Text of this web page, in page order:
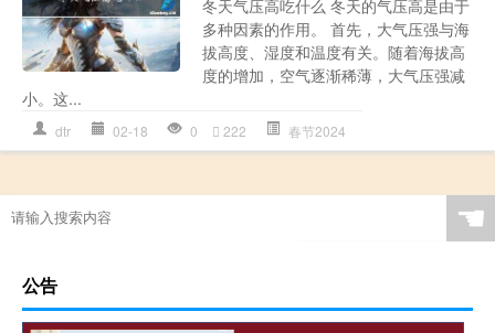
冬天气压高吃什么 冬天的气压高是由于
多种因素的作用。 首先，大气压强与海
拔高度、湿度和温度有关。随着海拔高
度的增加，空气逐渐稀薄，大气压强减
小。这...
dtr 02-18 0 222 春节2024
☚
公告